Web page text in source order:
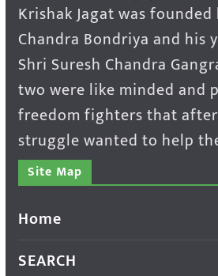
Krishak Jagat was
Chandra Bondriya and his
Shri Suresh Chandra
two were like minded and
freedom fighters that
struggle wanted to help
Site Map
Home
SEARCH